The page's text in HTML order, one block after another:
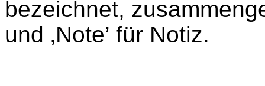
bezeichnet,
und ‚Note’ für Notiz.